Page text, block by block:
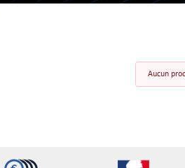
Aucun